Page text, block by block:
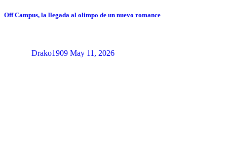
Off Campus, la llegada al olimpo de un nuevo romance
Drako1909 May 11, 2026